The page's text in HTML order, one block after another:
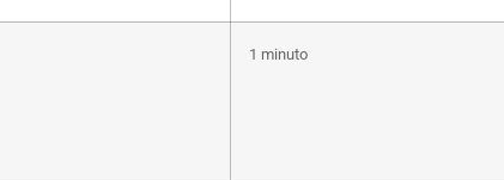
1 minuto